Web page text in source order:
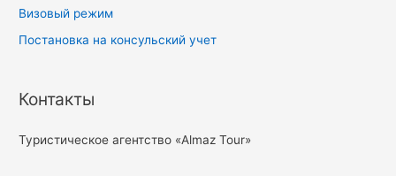
Визовый режим
Постановка на консульский учет
Контакты
Туристическое агентство «Almaz Tour»